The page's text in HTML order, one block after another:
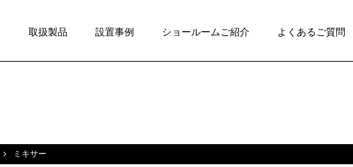
取扱製品 設置事例 ショールームご紹介 よくあるご質問
ミキサー